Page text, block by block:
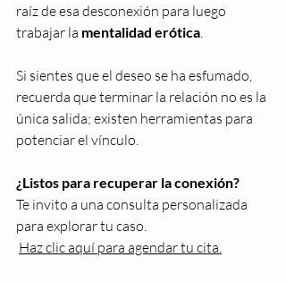
raíz de esa desconexión para luego
trabajar la mentalidad erótica.
Si sientes que el deseo se ha esfumado,
recuerda que terminar la relación no es la
única salida; existen herramientas para
potenciar el vínculo.
¿Listos para recuperar la conexión?
Te invito a una consulta personalizada
para explorar tu caso.
Haz clic aquí para agendar tu cita.